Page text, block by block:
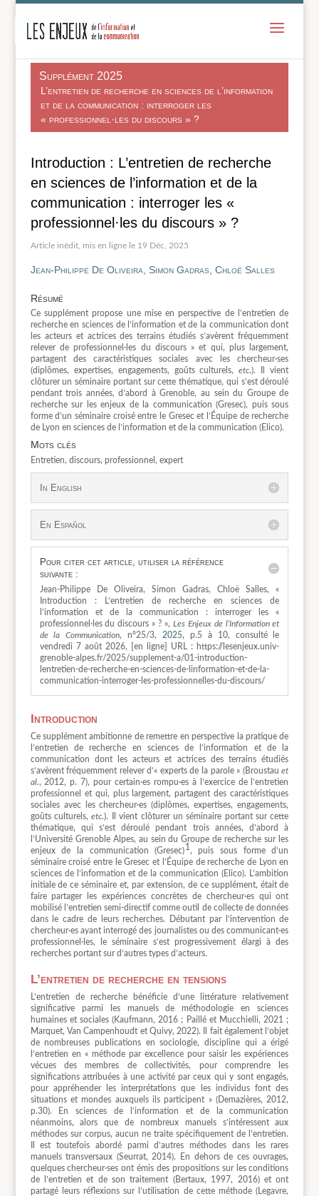
Supplément 2025
L’entretien de recherche en sciences de l’information
et de la communication : interroger les
« professionnel·les du discours » ?
Introduction : L’entretien de recherche
en sciences de l’information et de la
communication : interroger les «
professionnel·les du discours » ?
19 Déc, 2025
Jean-Philippe De Oliveira, Simon Gadras, Chloë Salles
Résumé
Ce supplément propose une mise en perspective de l’entretien de
recherche en sciences de l’information et de la communication dont
les acteurs et actrices des terrains étudiés s’avèrent fréquemment
relever de professionnel·les du discours » et qui, plus largement,
partagent des caractéristiques sociales avec les chercheur·ses
(diplômes, expertises, engagements, goûts culturels,etc.). Il vient
clôturer un séminaire portant sur cette thématique, qui s’est déroulé
pendant trois années, d’abord à Grenoble, au sein du Groupe de
recherche sur les enjeux de la communication (Gresec), puis sous
forme d’un séminaire croisé entre le Gresec et l’Équipe de recherche
de Lyon en sciences de l’information et de la communication (Elico).
Mots clés
Entretien, discours, professionnel, expert
In English
En Español
Pour citer cet article, utiliser la référence
suivante :
Jean-Philippe De Oliveira, Simon Gadras, Chloë Salles, «
Introduction : L’entretien de recherche en sciences de
l’information et de la communication : interroger les «
professionnel·les du discours » ? », Les Enjeux de l’Information et
de la Communication, n°25/3,2025, p.5 à 10, consulté le
vendredi 7 août 2026, [en ligne] URL : https://lesenjeux.univ-
grenoble-alpes.fr/2025/supplement-a/01-introduction-
lentretien-de-recherche-en-sciences-de-linformation-et-de-la-
communication-interroger-les-professionnelles-du-discours/
Introduction
Ce supplément ambitionne de remettre en perspective la pratique de
l’entretien de recherche en sciences de l’information et de la
communication dont les acteurs et actrices des terrains étudiés
s’avèrent fréquemment relever d’« experts de la parole » (Broustauet
al., 2012, p. 7), pour certain∙es rompu∙es à l’exercice de l’entretien
professionnel et qui, plus largement, partagent des caractéristiques
sociales avec les chercheur·es (diplômes, expertises, engagements,
goûts culturels,etc.). Il vient clôturer un séminaire portant sur cette
thématique, qui s’est déroulé pendant trois années, d’abord à
l’Université Grenoble Alpes, au sein du Groupe de recherche sur les
enjeux de la communication (Gresec)1 , puis sous forme d’un
séminaire croisé entre le Gresec et l’Équipe de recherche de Lyon en
sciences de l’information et de la communication (Elico). L’ambition
initiale de ce séminaire et, par extension, de ce supplément, était de
faire partager les expériences concrètes de chercheur·es qui ont
mobilisé l’entretien semi-directif comme outil de collecte de données
dans le cadre de leurs recherches. Débutant par l’intervention de
chercheur·es ayant interrogé des journalistes ou des communicant·es
professionnel·les, le séminaire s’est progressivement élargi à des
recherches portant sur d’autres types d’acteurs.
L’entretien de recherche en tensions
L’entretien de recherche bénéficie d’une littérature relativement
significative parmi les manuels de méthodologie en sciences
humaines et sociales (Kaufmann, 2016 ; Paillé et Mucchielli, 2021 ;
Marquet, Van Campenhoudt et Quivy, 2022). Il fait également l’objet
de nombreuses publications en sociologie, discipline qui a érigé
l’entretien en « méthode par excellence pour saisir les expériences
vécues des membres de collectivités, pour comprendre les
significations attribuées à une activité par ceux qui y sont engagés,
pour appréhender les interprétations que les individus font des
situations et mondes auxquels ils participent » (Demazières, 2012,
p.30). En sciences de l’information et de la communication
néanmoins, alors que de nombreux manuels s’intéressent aux
méthodes sur corpus, aucun ne traite spécifiquement de l’entretien.
Il est toutefois abordé parmi d’autres méthodes dans les rares
manuels transversaux (Seurrat, 2014). En dehors de ces ouvrages,
quelques chercheur·ses ont émis des propositions sur les conditions
de l’entretien et de son traitement (Bertaux, 1997, 2016) et ont
partagé leurs réflexions sur l’utilisation de cette méthode (Legavre,